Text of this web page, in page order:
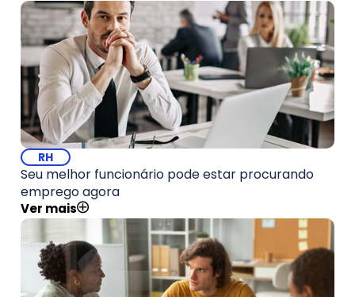
RH
Seu melhor funcionário pode estar procurando
emprego agora
Ver mais